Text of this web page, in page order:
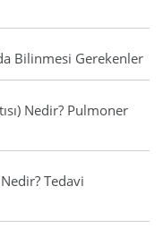
Bilinmesi Gerekenler
Nedir? Pulmoner
Tedavi